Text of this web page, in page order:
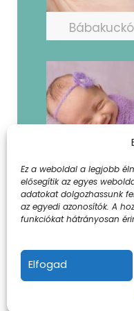
Ez a weboldal a legjobb
elősegítik az egyes
adatokat dolgozhassunk
az egyedi azonosítók. A
funkciókat hátrányosan
Elfogad
Bábakuckó
PICifészek